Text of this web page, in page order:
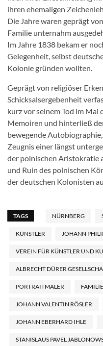
ihren ehemaligen
Die Jahre waren geprägt
Familie unternahm
Im Jahre 1838 bekam er
Gelegenheit, selbst
Kolonie gründen wollten.
Geprägt von religiöser
Schicksalsergebenheit
kurz vor seinem Tod im Mai
Memoiren und hinterließ
bewegende
Zeugnis einer längst
der polnischen Aristokratie
und Ruin des polnischen
der deutschen Kolonisten
TAGS NÜRNBERG
KÜNSTLER JOHANN
VEREIN FÜR KÜNSTLER UND
ALBRECHT DÜRER
PORTRAITMALER
JOHANN VALENTIN RÖSLER
JOHANN EBERHARD IHLE
STANISLAUS PAVEL